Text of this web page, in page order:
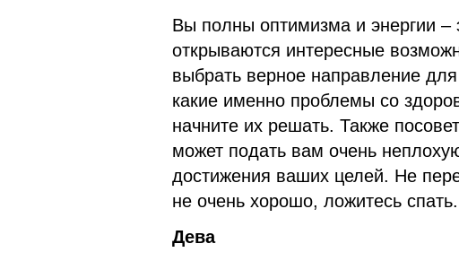
Вы полны оптимизма и энергии
открываются интересные
выбрать верное направление
какие именно проблемы со
начните их решать. Также
может подать вам очень
достижения ваших целей. Не
не очень хорошо, ложитесь спать.
Дева